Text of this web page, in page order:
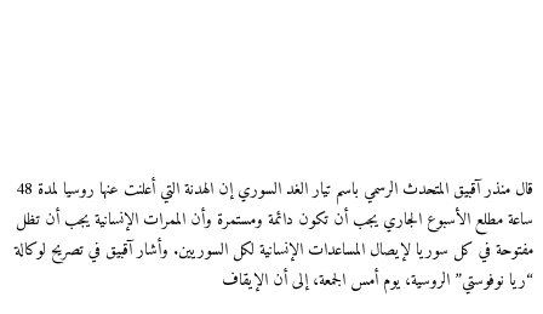
قال منذر آقبيق المتحدث الرسمي باسم تيار الغد السوري إن الهدنة التي أعلنت عنها روسيا لمدة 48
ساعة مطلع الأسبوع الجاري يجب أن تكون دائمة ومستمرة وأن الممرات الإنسانية يجب أن تظل
مفتوحة في كل سوريا لإيصال المساعدات الإنسانية لكل السوريين. وأشار آقبيق في تصريح لوكالة
“ريا نوفوستي” الروسية، يوم أمس الجمعة، إلى أن الإيقاف